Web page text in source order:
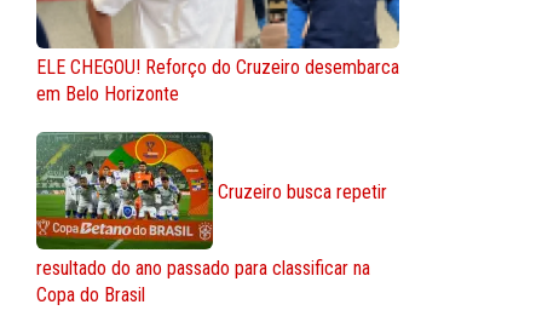
ELE CHEGOU! Reforço do Cruzeiro desembarca
em Belo Horizonte
Cruzeiro busca repetir
resultado do ano passado para classificar na
Copa do Brasil